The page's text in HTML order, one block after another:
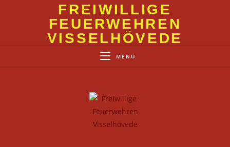
FREIWILLIGE
FEUERWEHREN
VISSELHÖVEDE
MENÜ